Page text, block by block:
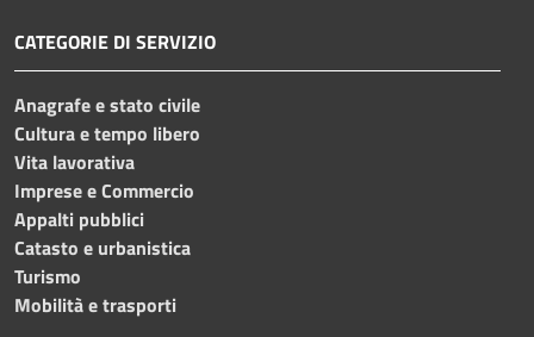
CATEGORIE DI SERVIZIO
Anagrafe e stato civile
Cultura e tempo libero
Vita lavorativa
Imprese e Commercio
Appalti pubblici
Catasto e urbanistica
Turismo
Mobilità e trasporti